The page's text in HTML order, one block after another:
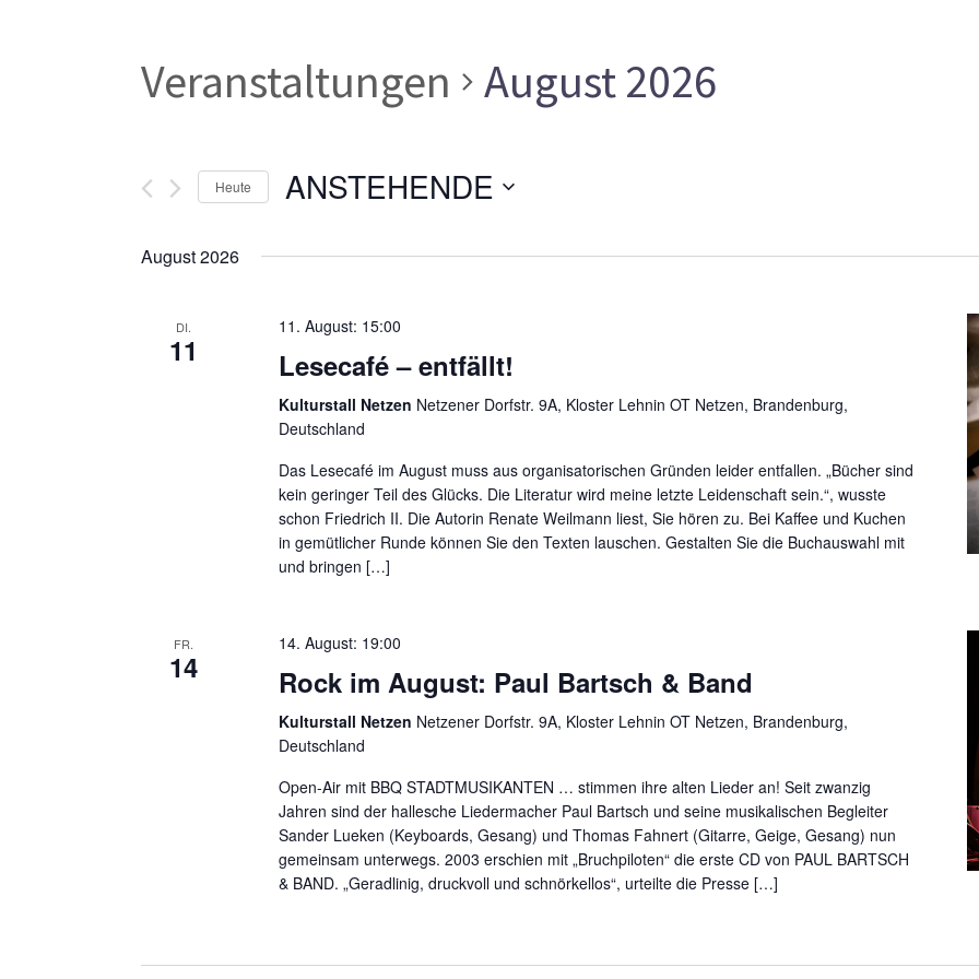
Veranstaltungen August 2026
Heute ANSTEHENDE
wählen.
August 2026
DI.
11
11. August: 15:00
Lesecafé – entfällt!
Kulturstall Netzen Netzener Dorfstr. 9A, Kloster Lehnin OT Netzen, Brandenburg,
Deutschland
Das Lesecafé im August muss aus organisatorischen Gründen leider entfallen. „Bücher sind
kein geringer Teil des Glücks. Die Literatur wird meine letzte Leidenschaft sein.“, wusste
schon Friedrich II. Die Autorin Renate Weilmann liest, Sie hören zu. Bei Kaffee und Kuchen
in gemütlicher Runde können Sie den Texten lauschen. Gestalten Sie die Buchauswahl mit
und bringen […]
FR.
14
14. August: 19:00
Rock im August: Paul Bartsch & Band
Kulturstall Netzen Netzener Dorfstr. 9A, Kloster Lehnin OT Netzen, Brandenburg,
Deutschland
Open-Air mit BBQ STADTMUSIKANTEN … stimmen ihre alten Lieder an! Seit zwanzig
Jahren sind der hallesche Liedermacher Paul Bartsch und seine musikalischen Begleiter
Sander Lueken (Keyboards, Gesang) und Thomas Fahnert (Gitarre, Geige, Gesang) nun
gemeinsam unterwegs. 2003 erschien mit „Bruchpiloten“ die erste CD von PAUL BARTSCH
& BAND. „Geradlinig, druckvoll und schnörkellos“, urteilte die Presse […]